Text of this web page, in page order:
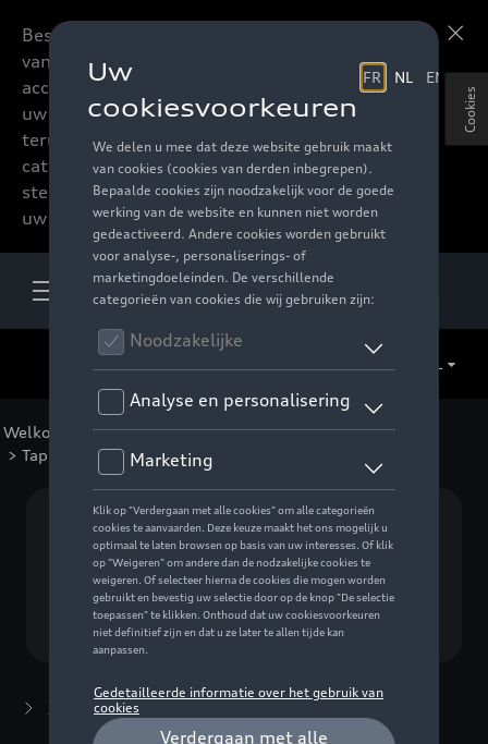
Beste accessoires-lovers,
vanaf nu kan u het hele
accessoire assortiment van
uw favoriete merk
terugvinden in de online
catalogus. Deze kunnen
steeds besteld worden via
uw verdeler.
Welkom Voor uw Audi >Comfort en bescherming
> Tapijten
Geen model geselecteerd (Alles weergeven)
Kies een model
Zomeraccessoires
Cookies